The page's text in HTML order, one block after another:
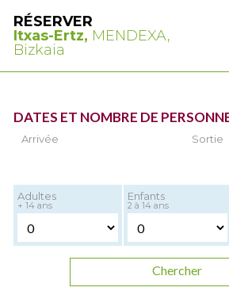
RÉSERVER
Itxas-Ertz, MENDEXA,
Bizkaia
DATES ET NOMBRE DE
Arrivée Sortie
Adultes
+ 14 ans
Enfants
2 à 14 ans
Chercher